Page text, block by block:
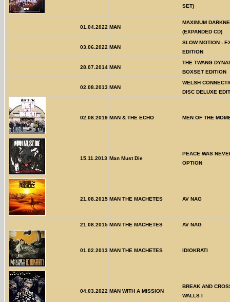
SET)
01.04.2022 MAN
MAXIMUM
(EXPANDED CD)
03.06.2022 MAN
SLOW MOTION -
EDITION
28.07.2014 MAN
THE TWANG
BOXSET EDITION
02.08.2013 MAN
WELSH
DISC DELUXE
02.08.2019 MAN & THE ECHO MEN OF THE
15.11.2013 Man Must Die
PEACE WAS
OPTION
21.08.2015 MAN THE MACHETES AV NAG
21.08.2015 MAN THE MACHETES AV NAG
01.02.2013 MAN THE MACHETES IDIOKRATI
04.03.2022 MAN WITH A MISSION
BREAK AND
WALLS I